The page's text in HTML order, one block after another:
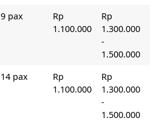
9 pax
Rp
1.100.000
Rp
1.300.000
-
1.500.000
14 pax
Rp
1.100.000
Rp
1.300.000
-
1.500.000